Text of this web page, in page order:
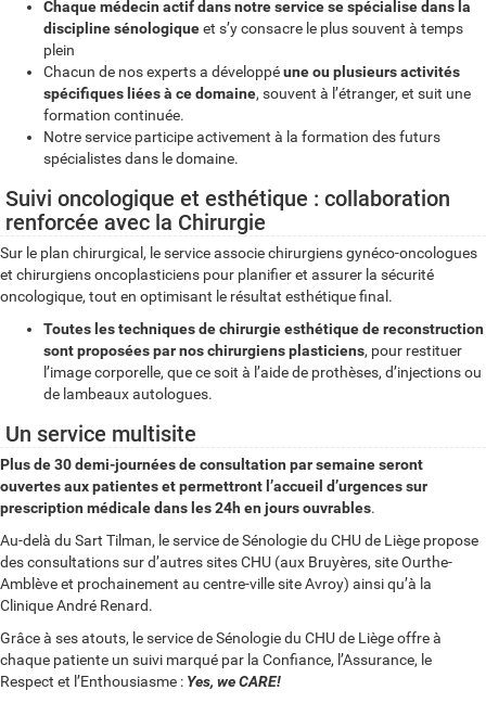
Chaque médecin actif dans notre service se spécialise dans la
discipline sénologiqueet s’y consacre le plus souvent à temps
plein
Chacun de nos experts a développéune ou plusieurs activités
spécifiques liées à ce domaine, souvent à l’étranger, et suit une
formation continuée.
Notre service participe activement à la formation des futurs
spécialistes dans le domaine.
Suivi oncologique et esthétique : collaboration
renforcée avec la Chirurgie
Sur le plan chirurgical, le service associe chirurgiens gynéco-oncologues
et chirurgiens oncoplasticiens pour planifier et assurer la sécurité
oncologique, tout en optimisant le résultat esthétique final.
Toutes les techniques de chirurgie esthétique de reconstruction
sont proposées par nos chirurgiens plasticiens, pour restituer
l’image corporelle, que ce soit à l’aide de prothèses, d’injections ou
de lambeaux autologues.
Un service multisite
Plus de 30 demi-journées de consultation par semaine seront
ouvertes aux patientes et permettront l’accueil d’urgences sur
prescription médicale dans les 24h en jours ouvrables.
Au-delà du Sart Tilman, le service de Sénologie du CHU de Liège propose
des consultations sur d’autres sites CHU (aux Bruyères, site Ourthe-
Amblève et prochainement au centre-ville site Avroy) ainsi qu’à la
Clinique André Renard.
Grâce à ses atouts, le service de Sénologie du CHU de Liège offre à
chaque patiente un suivi marqué par la Confiance, l’Assurance, le
Respect et l’Enthousiasme : Yes, we CARE!